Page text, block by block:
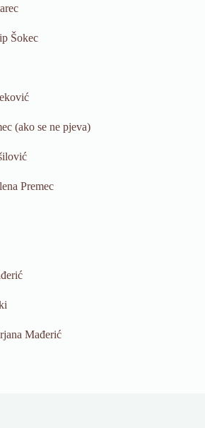
Šokec
(ako se ne pjeva)
Premec
Mađerić